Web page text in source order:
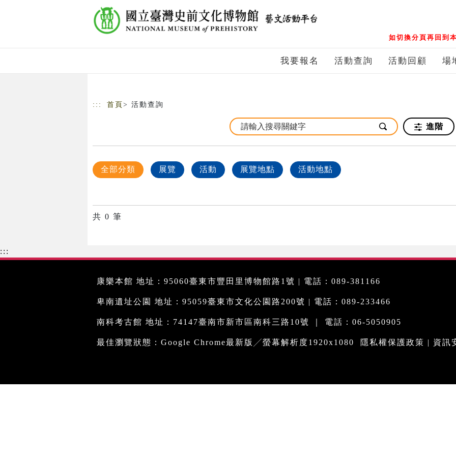
如切換分頁再回到
我要報名 活動查詢 活動回顧 場
::: 首頁 > 活動查詢
進階
全部分類 展覽 活動 展覽地點 活動地點
共 0 筆
:::
康樂本館 地址：95060臺東市豐田里博物館路1號 | 電話：089-381166
卑南遺址公園 地址：95059臺東市文化公園路200號 | 電話：089-233466
南科考古館 地址：74147臺南市新市區南科三路10號 ｜ 電話：06-5050905
最佳瀏覽狀態：Google Chrome最新版╱螢幕解析度1920x1080 隱私權保護政策 | 資訊